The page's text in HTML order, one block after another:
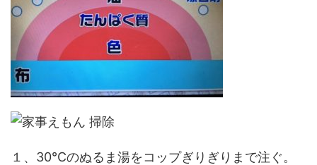
１、30℃のぬるま湯をコップぎりぎりまで注ぐ。